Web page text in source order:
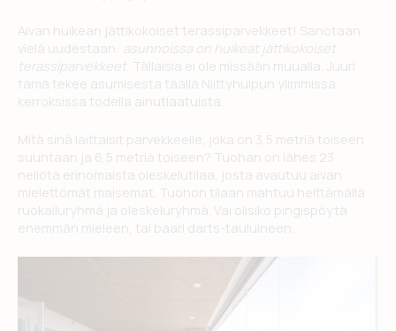
Aivan huikean jättikokoiset terassiparvekkeet! Sanotaan
vielä uudestaan:
asunnoissa on huikeat jättikokoiset
terassiparvekkeet. Tällaisia ei ole missään muualla. Juuri
tämä tekee asumisesta täällä Niittyhuipun ylimmissä
kerroksissa todella ainutlaatuista.
Mitä sinä laittaisit parvekkeelle, joka on 3,5 metriä toiseen
suuntaan ja 6,5 metriä toiseen? Tuohan on lähes 23
neliötä erinomaista oleskelutilaa, josta avautuu aivan
mielettömät maisemat. Tuohon tilaan mahtuu heittämällä
ruokailuryhmä ja oleskeluryhmä. Vai olisiko pingispöytä
enemmän mieleen, tai baari darts-tauluineen.